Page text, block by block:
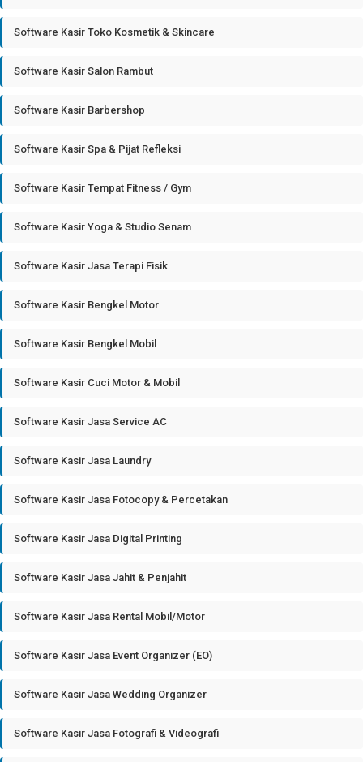
Software Kasir Toko Kosmetik & Skincare
Software Kasir Salon Rambut
Software Kasir Barbershop
Software Kasir Spa & Pijat Refleksi
Software Kasir Tempat Fitness / Gym
Software Kasir Yoga & Studio Senam
Software Kasir Jasa Terapi Fisik
Software Kasir Bengkel Motor
Software Kasir Bengkel Mobil
Software Kasir Cuci Motor & Mobil
Software Kasir Jasa Service AC
Software Kasir Jasa Laundry
Software Kasir Jasa Fotocopy & Percetakan
Software Kasir Jasa Digital Printing
Software Kasir Jasa Jahit & Penjahit
Software Kasir Jasa Rental Mobil/Motor
Software Kasir Jasa Event Organizer (EO)
Software Kasir Jasa Wedding Organizer
Software Kasir Jasa Fotografi & Videografi